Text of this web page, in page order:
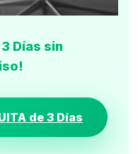
3 Días sin
de 3 Días